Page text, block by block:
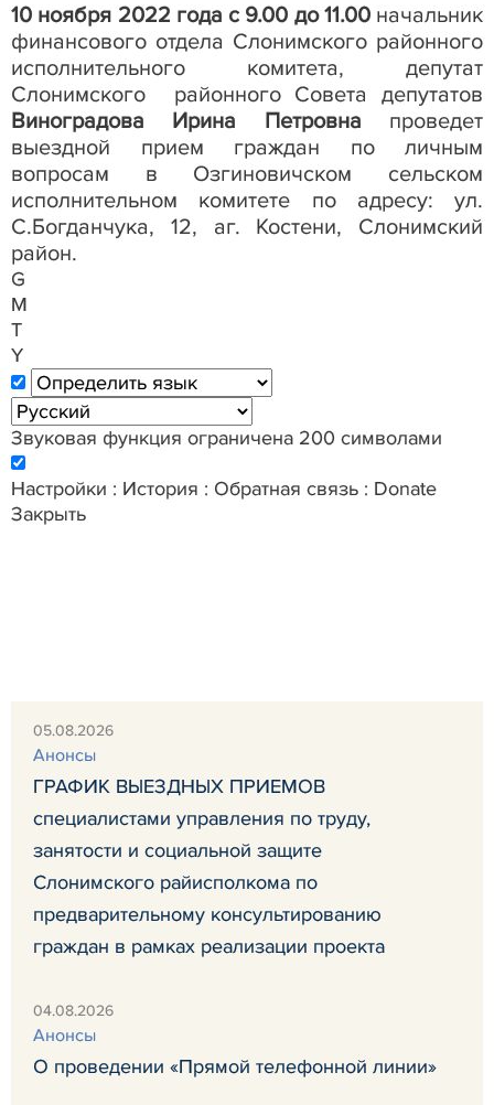
10 ноября 2022 года с 9.00 до 11.00 начальник
финансового отдела Слонимского районного
исполнительного комитета, депутат
Слонимского
районного Совета депутатов
Виноградова Ирина Петровна проведет
выездной прием граждан по личным
вопросам в Озгиновичском сельском
исполнительном комитете по адресу: ул.
С.Богданчука, 12, аг. Костени, Слонимский
район.
G
M
T
Y
Звуковая функция ограничена 200 символами
Настройки : История : Обратная связь : Donate
Закрыть
05.08.2026
Анонсы
ГРАФИК ВЫЕЗДНЫХ ПРИЕМОВ
специалистами управления по труду,
занятости и социальной защите
Слонимского райисполкома по
предварительному консультированию
граждан в рамках реализации проекта
04.08.2026
Анонсы
О проведении «Прямой телефонной линии»